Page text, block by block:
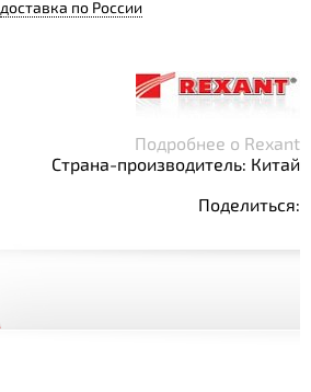
доставка по России
Подробнее о Rexant
Страна-производитель: Китай
Поделиться: